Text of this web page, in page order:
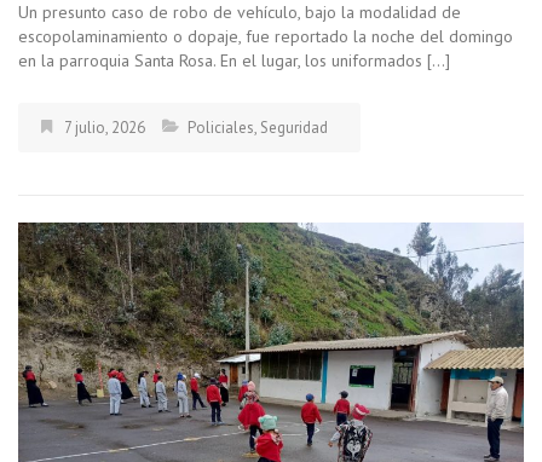
Un presunto caso de robo de vehículo, bajo la modalidad de
escopolaminamiento o dopaje, fue reportado la noche del domingo
en la parroquia Santa Rosa. En el lugar, los uniformados […]
7 julio, 2026 Policiales, Seguridad